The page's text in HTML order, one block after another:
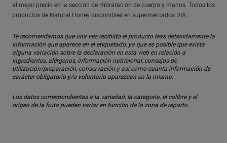
al mejor precio en la sección de Hidratación de cuerpo y manos. Todos los
productos de Natural Honey disponibles en supermercados DIA.
Te recomendamos que una vez recibido el producto leas detenidamente la
información que aparece en el etiquetado, ya que es posible que exista
alguna variación sobre la declaración en esta web en relación a
ingredientes, alérgenos, información nutricional, consejos de
utilización/preparación, conservación y así como cuanta información de
carácter obligatorio y/o voluntario aparezcan en la misma.
Los datos correspondientes a la variedad, la categoría, el calibre y el
origen de la fruta pueden variar en función de la zona de reparto.